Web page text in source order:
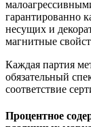
гарантированно
несущих и
магнитные
Каждая партия
обязательный
соответствие
Процентное